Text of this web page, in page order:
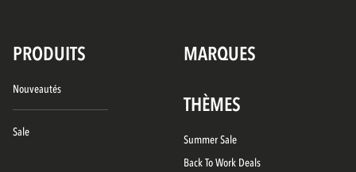
PRODUITS MARQUES
Nouveautés
Sale
THÈMES
Summer Sale
Back To Work Deals